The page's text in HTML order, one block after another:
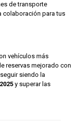
de transporte
colaboración para tus
vehículos más
reservas mejorado con
siendo la
y superar las